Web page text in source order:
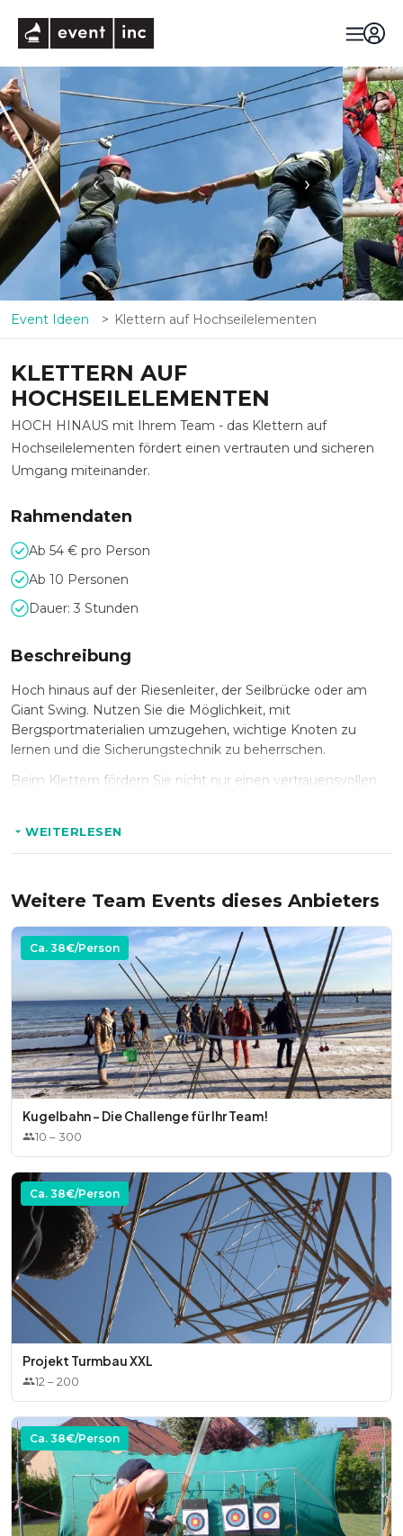
‹ ›
Event Ideen Klettern auf Hochseilelementen
KLETTERN AUF
HOCHSEILELEMENTEN
HOCH HINAUS mit Ihrem Team - das Klettern auf
Hochseilelementen fördert einen vertrauten und sicheren
Umgang miteinander.
Rahmendaten
Ab 54 € pro Person
Ab 10 Personen
Dauer: 3 Stunden
Beschreibung
Hoch hinaus auf der Riesenleiter, der Seilbrücke oder am
Giant Swing. Nutzen Sie die Möglichkeit, mit
Bergsportmaterialien umzugehen, wichtige Knoten zu
lernen und die Sicherungstechnik zu beherrschen.
Beim Klettern fördern Sie nicht nur einen vertrauensvollen
WEITERLESEN
Weitere Team Events dieses Anbieters
Ca. 38€/Person
Kugelbahn - Die Challenge für Ihr Team!
10 –300
Ca. 38€/Person
Projekt Turmbau XXL
12 –200
Ca. 38€/Person